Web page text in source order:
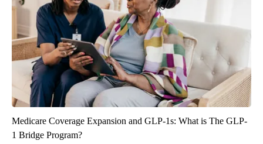
Medicare Coverage Expansion and GLP-1s: What is The GLP-
1 Bridge Program?